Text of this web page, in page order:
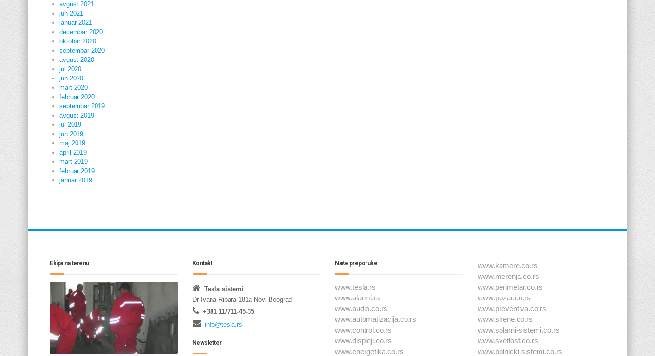
avgust 2021
jun 2021
januar 2021
decembar 2020
oktobar 2020
septembar 2020
avgust 2020
jul 2020
jun 2020
mart 2020
februar 2020
septembar 2019
avgust 2019
jul 2019
jun 2019
maj 2019
april 2019
mart 2019
februar 2019
januar 2019
Ekipa na terenu Kontakt
Tesla sistemi
Dr Ivana Ribara 181a Novi Beograd
+381 11/711-45-35
info@tesla.rs
Newsletter
Naše preporuke
www.tesla.rs
www.alarmi.rs
www.audio.co.rs
www.automatizacija.co.rs
www.control.co.rs
www.displeji.co.rs
www.energetika.co.rs
www.kamere.co.rs
www.merenja.co.rs
www.perimetar.co.rs
www.pozar.co.rs
www.preventiva.co.rs
www.sirene.co.rs
www.solarni-sistemi.co.rs
www.svetlost.co.rs
www.bolnicki-sistemi.co.rs